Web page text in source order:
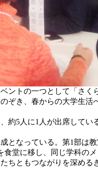
ントの一つとして「さ
き、春からの大学生
5人に1人が出席して
なっている。第1部は
堂に移し、同じ学科の
ともつながりを深める